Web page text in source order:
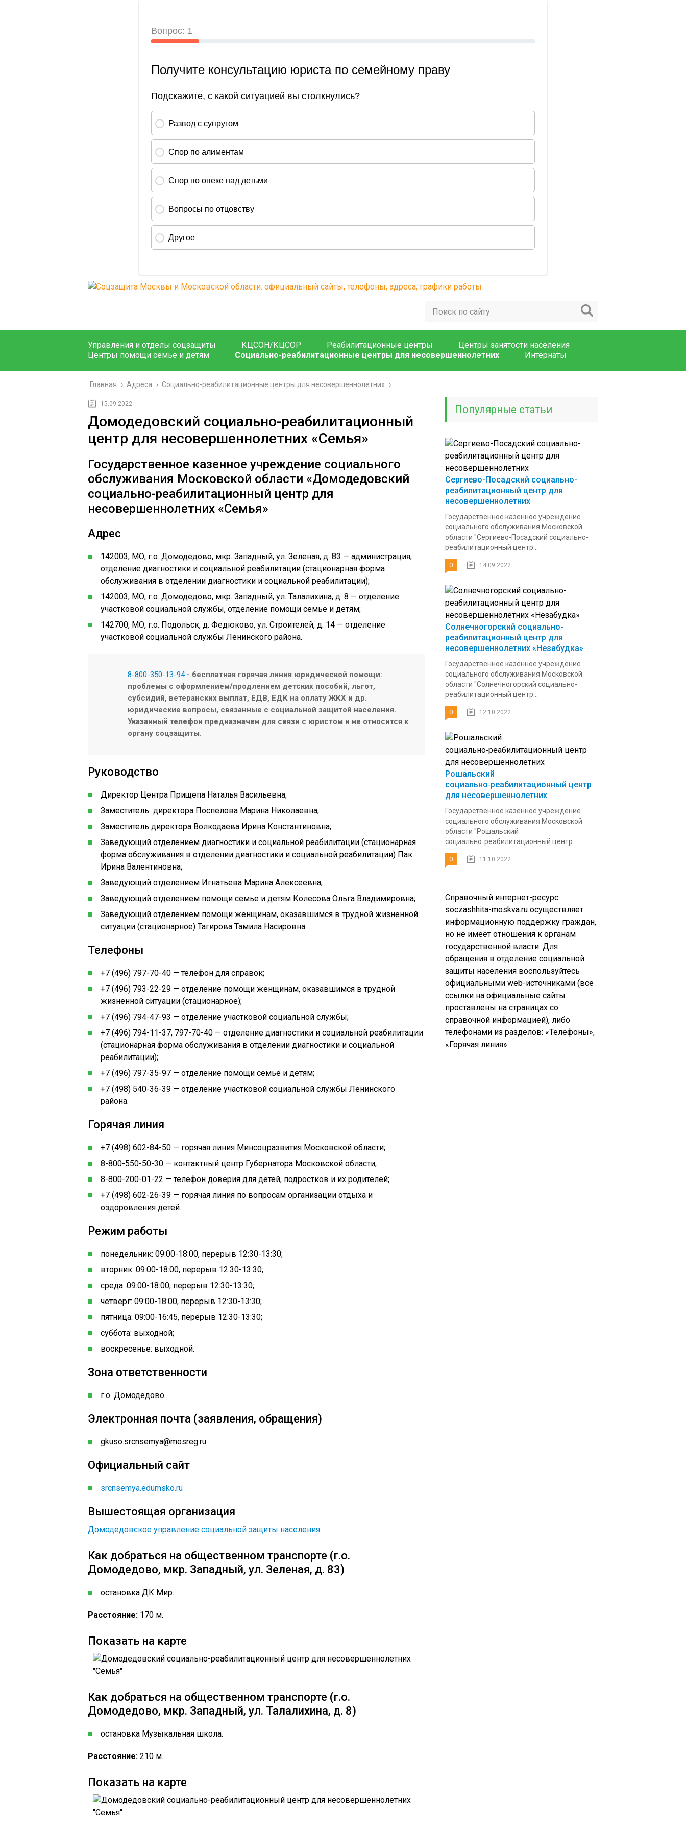
Управления и отделы соцзащиты КЦСОН/КЦСОР Реабилитационные центры
Центры занятости населения
Центры помощи семье и детям
Социально-реабилитационные центры для несовершеннолетних Интернаты
Главная › Адреса › Социально-реабилитационные центры для несовершеннолетних ›
15.09.2022
Домодедовский социально-реабилитационный
центр для несовершеннолетних «Семья»
Государственное казенное учреждение социального
обслуживания Московской области «Домодедовский
социально-реабилитационный центр для
несовершеннолетних «Семья»
Адрес
142003, МО, г.о. Домодедово, мкр. Западный, ул. Зеленая, д. 83 — администрация,
отделение диагностики и социальной реабилитации (стационарная форма
обслуживания в отделении диагностики и социальной реабилитации);
142003, МО, г.о. Домодедово, мкр. Западный, ул. Талалихина, д. 8 — отделение
участковой социальной службы, отделение помощи семье и детям;
142700, МО, г.о. Подольск, д. Федюково, ул. Строителей, д. 14 — отделение
участковой социальной службы Ленинского района.
8-800-350-13-94- бесплатная горячая линия юридической помощи:
проблемы с оформлением/продлением детских пособий, льгот,
субсидий, ветеранских выплат, ЕДВ, ЕДК на оплату ЖКХ и др.
юридические вопросы, связанные с социальной защитой населения.
Указанный телефон предназначен для связи с юристом и не относится к
органу соцзащиты.
Руководство
Директор Центра Прищепа Наталья Васильевна;
Заместитель директора Поспелова Марина Николаевна;
Заместитель директора Волкодаева Ирина Константиновна;
Заведующий отделением диагностики и социальной реабилитации (стационарная
форма обслуживания в отделении диагностики и социальной реабилитации) Пак
Ирина Валентиновна;
Заведующий отделением Игнатьева Марина Алексеевна;
Заведующий отделением помощи семье и детям Колесова Ольга Владимировна;
Заведующий отделением помощи женщинам, оказавшимся в трудной жизненной
ситуации (стационарное) Тагирова Тамила Насировна.
Телефоны
+7 (496) 797-70-40 — телефон для справок;
+7 (496) 793-22-29 — отделение помощи женщинам, оказавшимся в трудной
жизненной ситуации (стационарное);
+7 (496) 794-47-93 — отделение участковой социальной службы;
+7 (496) 794-11-37, 797-70-40 — отделение диагностики и социальной реабилитации
(стационарная форма обслуживания в отделении диагностики и социальной
реабилитации);
+7 (496) 797-35-97 — отделение помощи семье и детям;
+7 (498) 540-36-39 — отделение участковой социальной службы Ленинского
района.
Горячая линия
+7 (498) 602-84-50 — горячая линия Минсоцразвития Московской области;
8-800-550-50-30 — контактный центр Губернатора Московской области;
8-800-200-01-22 — телефон доверия для детей, подростков и их родителей;
+7 (498) 602-26-39 — горячая линия по вопросам организации отдыха и
оздоровления детей.
Режим работы
понедельник: 09:00-18:00, перерыв 12:30-13:30;
вторник: 09:00-18:00, перерыв 12:30-13:30;
среда: 09:00-18:00, перерыв 12:30-13:30;
четверг: 09:00-18:00, перерыв 12:30-13:30;
пятница: 09:00-16:45, перерыв 12:30-13:30;
суббота: выходной;
воскресенье: выходной.
Зона ответственности
г.о. Домодедово.
Электронная почта (заявления, обращения)
gkuso.srcnsemya@mosreg.ru
Официальный сайт
srcnsemya.edumsko.ru
Вышестоящая организация
Домодедовское управление социальной защиты населения.
Как добраться на общественном транспорте (г.о.
Домодедово, мкр. Западный, ул. Зеленая, д. 83)
остановка ДК Мир.
Расстояние: 170 м.
Показать на карте
Как добраться на общественном транспорте (г.о.
Домодедово, мкр. Западный, ул. Талалихина, д. 8)
остановка Музыкальная школа.
Расстояние: 210 м.
Показать на карте
Популярные статьи
Сергиево-Посадский социально-
реабилитационный центр для
несовершеннолетних
Государственное казенное учреждение
социального обслуживания Московской
области "Сергиево-Посадский социально-
реабилитационный центр...
0 14.09.2022
Солнечногорский социально-
реабилитационный центр для
несовершеннолетних «Незабудка»
Государственное казенное учреждение
социального обслуживания Московской
области "Солнечногорский социально-
реабилитационный центр...
0 12.10.2022
Рошальский
социально‑реабилитационный центр
для несовершеннолетних
Государственное казенное учреждение
социального обслуживания Московской
области "Рошальский
социально‑реабилитационный центр...
0 11.10.2022
Справочный интернет-ресурс
soczashhita-moskva.ru осуществляет
информационную поддержку граждан,
но не имеет отношения к органам
государственной власти. Для
обращения в отделение социальной
защиты населения воспользуйтесь
официальными web-источниками (все
ссылки на официальные сайты
проставлены на страницах со
справочной информацией), либо
телефонами из разделов: «Телефоны»,
«Горячая линия».